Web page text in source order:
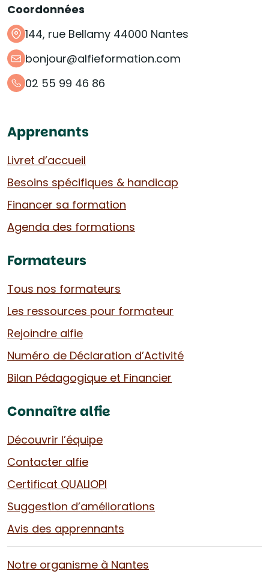
Coordonnées
144, rue Bellamy 44000 Nantes
bonjour@alfieformation.com
02 55 99 46 86
Apprenants
Livret d’accueil
Besoins spécifiques & handicap
Financer sa formation
Agenda des formations
Formateurs
Tous nos formateurs
Les ressources pour formateur
Rejoindre alfie
Numéro de Déclaration d’Activité
Bilan Pédagogique et Financier
Connaître alfie
Découvrir l’équipe
Contacter alfie
Certificat QUALIOPI
Suggestion d’améliorations
Avis des apprennants
Notre organisme à Nantes